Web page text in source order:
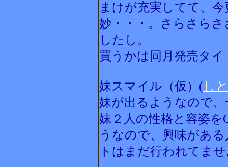
まけが充実してて、
妙・・・。さらさら
したし。
買うかは同月発売タ
妹スマイル（仮）(し
妹が出るようなので
妹２人の性格と容姿
うなので、興味があ
トはまだ行われてま